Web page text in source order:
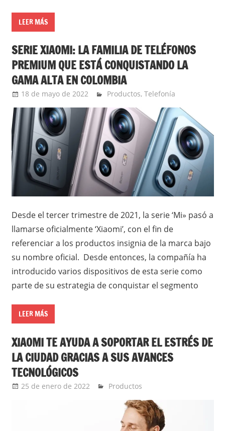
LEER MÁS
SERIE XIAOMI: LA FAMILIA DE TELÉFONOS
PREMIUM QUE ESTÁ CONQUISTANDO LA
GAMA ALTA EN COLOMBIA
18 de mayo de 2022 Ernesto Herrera
Productos, Telefonía
Desde el tercer trimestre de 2021, la serie ‘Mi» pasó a
llamarse oficialmente ‘Xiaomi’, con el fin de
referenciar a los productos insignia de la marca bajo
su nombre oficial. Desde entonces, la compañía ha
introducido varios dispositivos de esta serie como
parte de su estrategia de conquistar el segmento
LEER MÁS
XIAOMI TE AYUDA A SOPORTAR EL ESTRÉS DE
LA CIUDAD GRACIAS A SUS AVANCES
TECNOLÓGICOS
25 de enero de 2022 Ernesto Herrera
Productos